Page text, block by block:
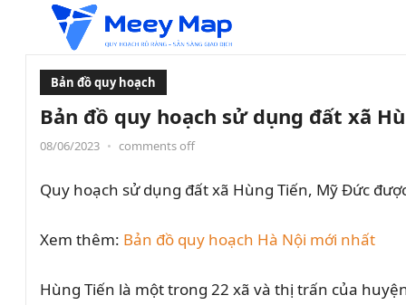
Bản đồ quy hoạch
Bản đồ quy hoạch sử dụng đất xã
08/06/2023 • comments off
Quy hoạch sử dụng đất xã Hùng Tiến, Mỹ Đức
Xem thêm: Bản đồ quy hoạch Hà Nội mới nhất
Hùng Tiến là một trong 22 xã và thị trấn của